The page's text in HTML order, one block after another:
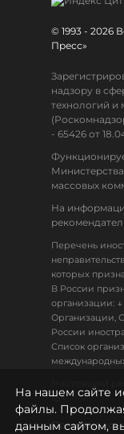
© 1993 - 2026
Пресс»
надзору в
технологий и
- 65426 от
массовых
На
Перечень
которых
В России
организации: ↓
Организации,
России
Список
18+
Политика
На нашем сайте
файлы.
данным сайтом,